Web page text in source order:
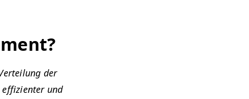
der
effizien­ter und